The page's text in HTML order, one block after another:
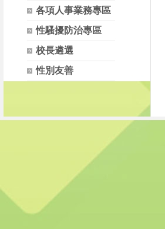
各項人事業務專區
性騷擾防治專區
校長遴選
性別友善